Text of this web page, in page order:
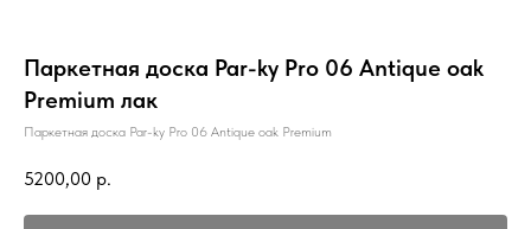
Паркетная доска Par-ky Pro 06 Antique oak
Premium лак
Паркетная доска Par-ky Pro 06 Antique oak Premium
5200,00 р.